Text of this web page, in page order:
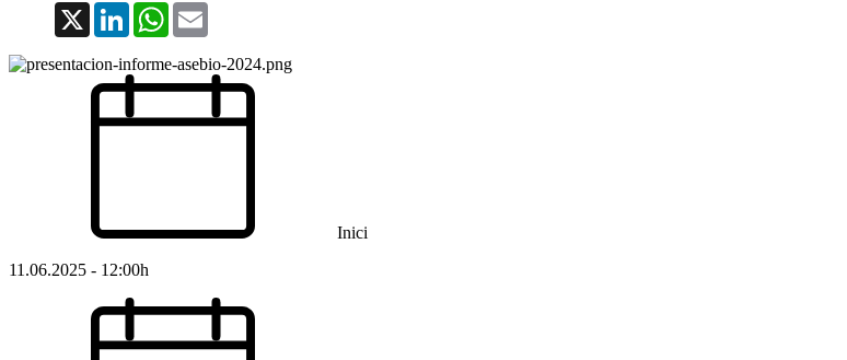
X LinkedInWhatsApp
Inici
11.06.2025 - 12:00h